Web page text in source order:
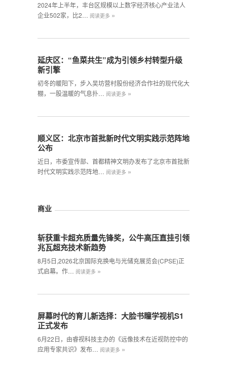
2024年上半年，丰台区规模以上数字经济核心产业法人
企业502家，比2…
阅读更多 »
延庆区：“鱼菜共生”成为引领乡村转型升级
新引擎
初冬的暖阳下，步入吴坊营村股份经济合作社的现代化大
棚，一股温暖的气息扑…
阅读更多 »
顺义区：北京市首批新时代文明实践示范阵地
公布
近日，市委宣传部、首都精神文明办发布了北京市首批新
时代文明实践示范阵地…
阅读更多 »
商业
斩获重卡超充质量先锋奖，公牛高压直挂引领
兆瓦超充技术新趋势
8月5日,2026北京国际充换电与光储充展览会(CPSE)正
式启幕。作…
阅读更多 »
屏幕时代的育儿新选择：大脸书瞳学视机S1
正式发布
6月22日，由睿视科技主办的《远像技术在近视防控中的
应用专家共识》发布…
阅读更多 »